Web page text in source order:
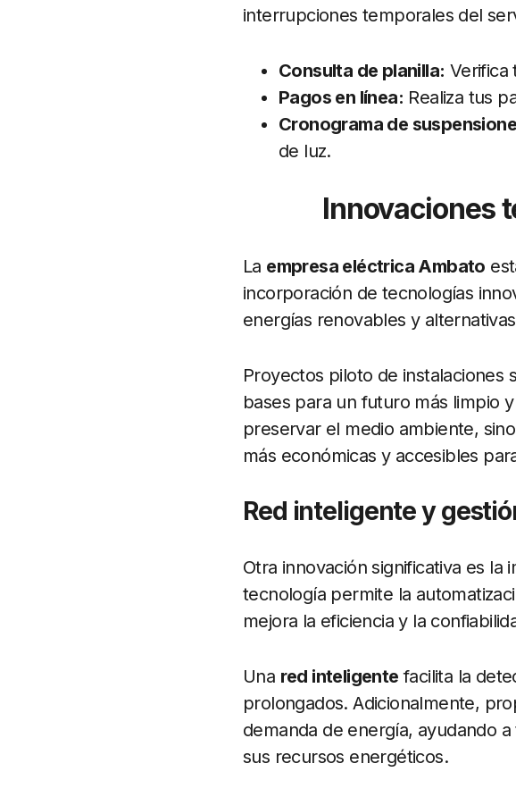
interrupciones temporales del
Consulta de planilla: Verifica
Pagos en línea: Realiza tus
Cronograma de
de luz.
Innovaciones
La empresa eléctrica Ambato
incorporación de tecnologías
energías renovables y
Proyectos piloto de instalaciones
bases para un futuro más limpio
preservar el medio ambiente,
más económicas y accesibles
Red inteligente y
Otra innovación significativa es la
tecnología permite la
mejora la eficiencia y la
Una red inteligente facilita la
prolongados. Adicionalmente,
demanda de energía, ayudando
sus recursos energéticos.